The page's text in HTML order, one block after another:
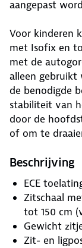
aangepast
Voor kinderen
met Isofix en
met de
alleen gebruikt
de benodigde
stabiliteit van
door de
of om te
Beschrijving
ECE
Zitschaal
tot 150 cm
Gewicht
Zit- en